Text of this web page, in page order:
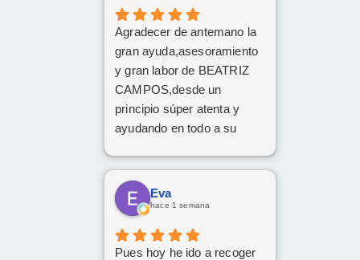
atentas, profesionales y
cercanas. ¡Muchísimas
gracias por todo!
Agradecer de antemano la
gran ayuda,asesoramiento
y gran labor de BEATRIZ
CAMPOS,desde un
principio súper atenta y
ayudando en todo a su
recomendable,grandes
profesionales
Eva
hace 1 semana
Pues hoy he ido a recoger